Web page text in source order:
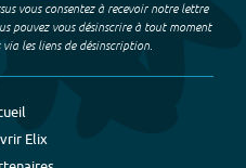
vous consentez à recevoir notre lettre
pouvez vous désinscrire à tout moment
les liens de désinscription.
Elix